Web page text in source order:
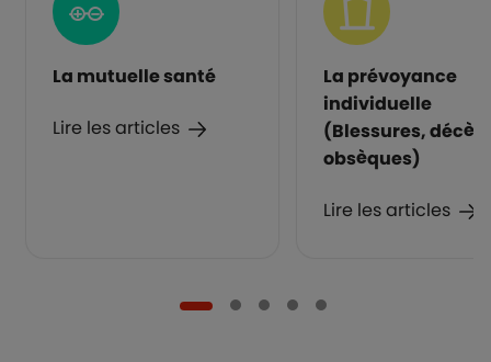
La mutuelle santé
Lire les articles
La prévoyance
individuelle
(Blessures, décès,
obsèques)
Lire les articles